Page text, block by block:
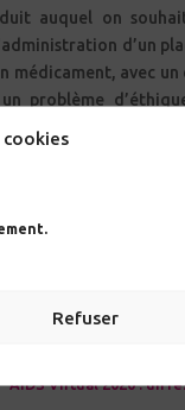
cookies
Refuser
d’un
problème
CROI 2024, morceaux
tous les sujets en
AIDS Virtual 2020 : un